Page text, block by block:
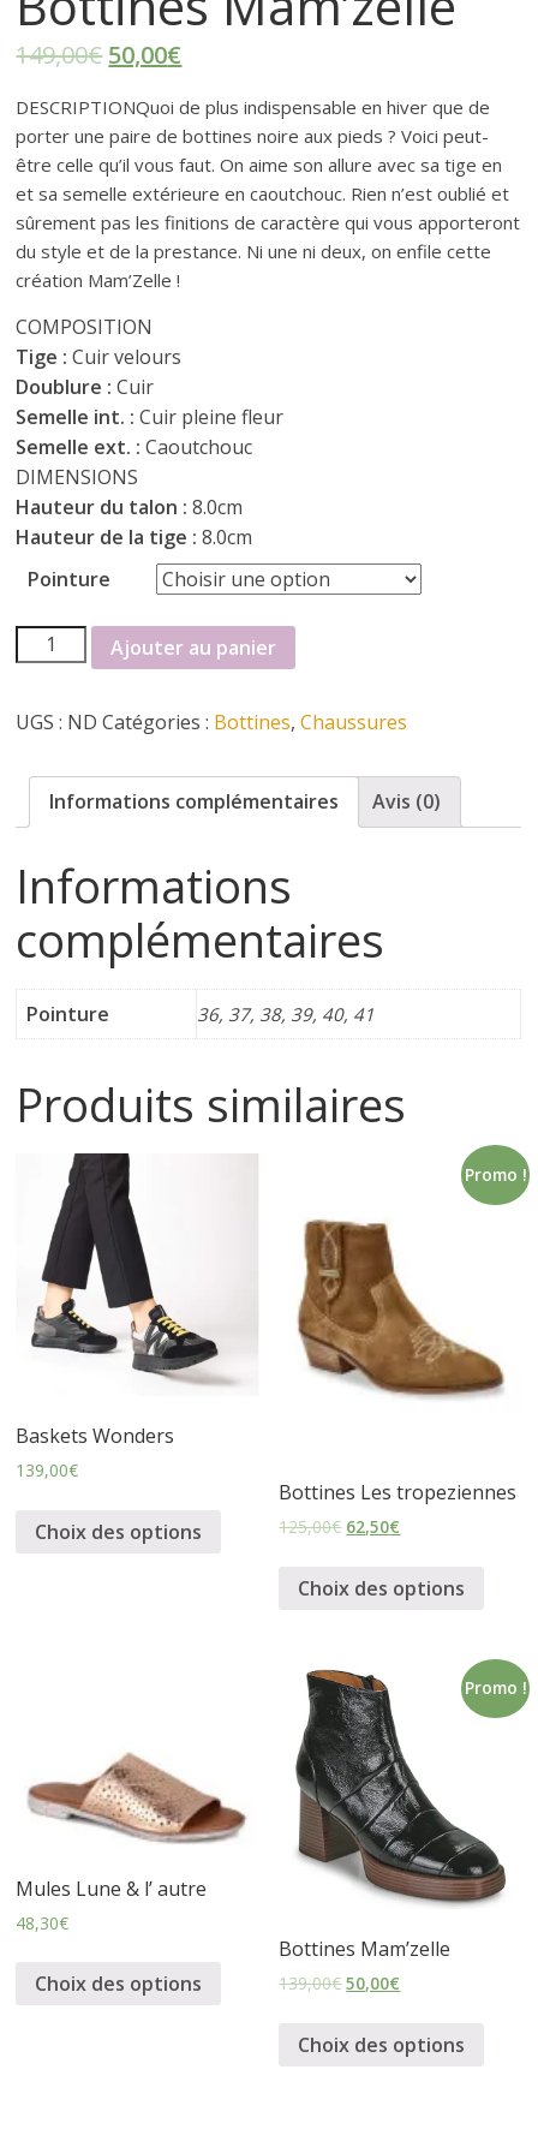
t
e
r
f
é
m
i
n
i
n
e
t
c
h
a
s
u
r
s
149,00€ 50,00€
DESCRIPTIONQuoi de plus indispensable en hiver que de
porter une paire de bottines noire aux pieds ? Voici peut-
être celle qu’il vous faut. On aime son allure avec sa tige en
et sa semelle extérieure en caoutchouc. Rien n’est oublié et
sûrement pas les finitions de caractère qui vous apporteront
du style et de la prestance. Ni une ni deux, on enfile cette
création Mam’Zelle !
COMPOSITION
Tige :Cuir velours
Doublure :Cuir
Semelle int. :Cuir pleine fleur
Semelle ext. :Caoutchouc
DIMENSIONS
Hauteur du talon :8.0cm
Hauteur de la tige :8.0cm
Pointure
quantité
de
Mam'zelle
Ajouter au panier
UGS : ND Catégories : Bottines,Chaussures
Informations complémentaires Avis (0)
Informations
complémentaires
Pointure 36, 37, 38, 39, 40, 41
Produits similaires
Baskets Wonders
139,00€
Choix des options
Promo !
Bottines Les tropeziennes
125,00€ 62,50€
Choix des options
Mules Lune & l’ autre
48,30€
Choix des options
Promo !
Bottines Mam’zelle
139,00€ 50,00€
Choix des options